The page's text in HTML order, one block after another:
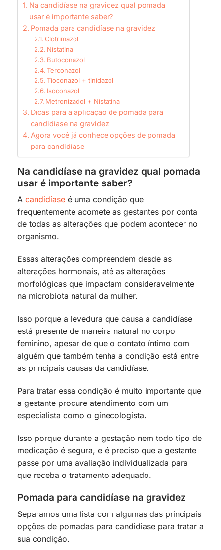
Na candidíase na gravidez qual pomada
usar é importante saber?
Pomada para candidíase na gravidez
Clotrimazol
Nistatina
Butoconazol
Terconazol
Tioconazol + tinidazol
Isoconazol
Metronizadol + Nistatina
Dicas para a aplicação de pomada para
candidíase na gravidez
Agora você já conhece opções de pomada
para candidíase
Na candidíase na gravidez qual pomada
usar é importante saber?
A candidíase é uma condição que
frequentemente acomete as gestantes por conta
de todas as alterações que podem acontecer no
organismo.
Essas alterações compreendem desde as
alterações hormonais, até as alterações
morfológicas que impactam consideravelmente
na microbiota natural da mulher.
Isso porque a levedura que causa a candidíase
está presente de maneira natural no corpo
feminino, apesar de que o contato íntimo com
alguém que também tenha a condição está entre
as principais causas da candidíase.
Para tratar essa condição é muito importante que
a gestante procure atendimento com um
especialista como o ginecologista.
Isso porque durante a gestação nem todo tipo de
medicação é segura, e é preciso que a gestante
passe por uma avaliação individualizada para
que receba o tratamento adequado.
Pomada para candidíase na gravidez
Separamos uma lista com algumas das principais
opções de pomadas para candidiase para tratar a
sua condição.